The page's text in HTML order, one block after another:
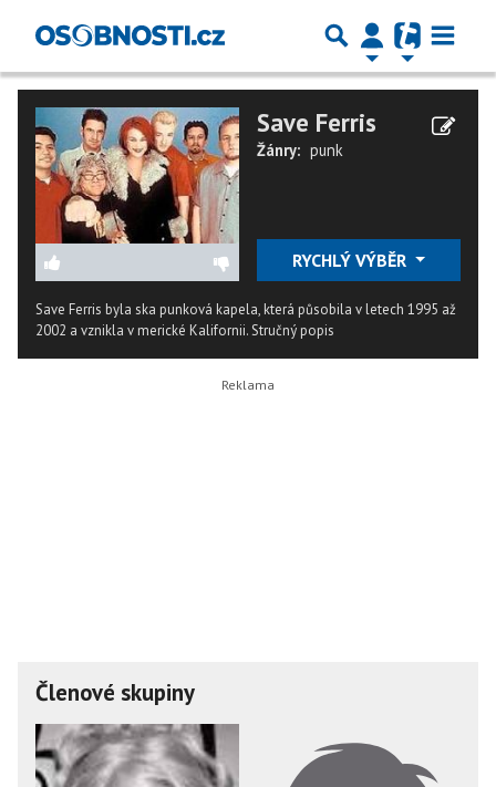
Save Ferris
Žánry: punk
RYCHLÝ VÝBĚR
Save Ferris byla ska punková kapela, která působila v letech 1995 až
2002 a vznikla v merické Kalifornii.Stručný popis
Členové skupiny